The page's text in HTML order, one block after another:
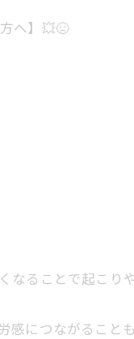
へ】💥😣
なることで起こり
につながることも